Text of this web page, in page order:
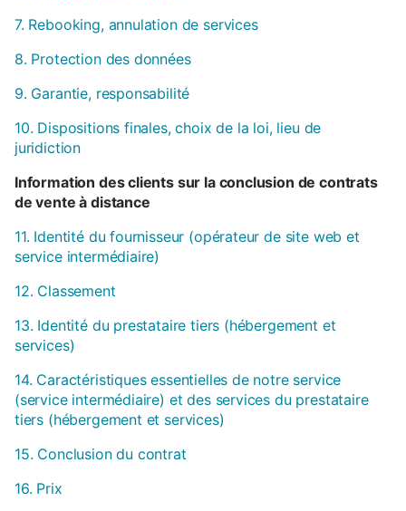
7. Rebooking, annulation de services
8. Protection des données
9. Garantie, responsabilité
10. Dispositions finales, choix de la loi, lieu de
juridiction
Information des clients sur la conclusion de contrats
de vente à distance
11. Identité du fournisseur (opérateur de site web et
service intermédiaire)
12. Classement
13. Identité du prestataire tiers (hébergement et
services)
14. Caractéristiques essentielles de notre service
(service intermédiaire) et des services du prestataire
tiers (hébergement et services)
15. Conclusion du contrat
16. Prix